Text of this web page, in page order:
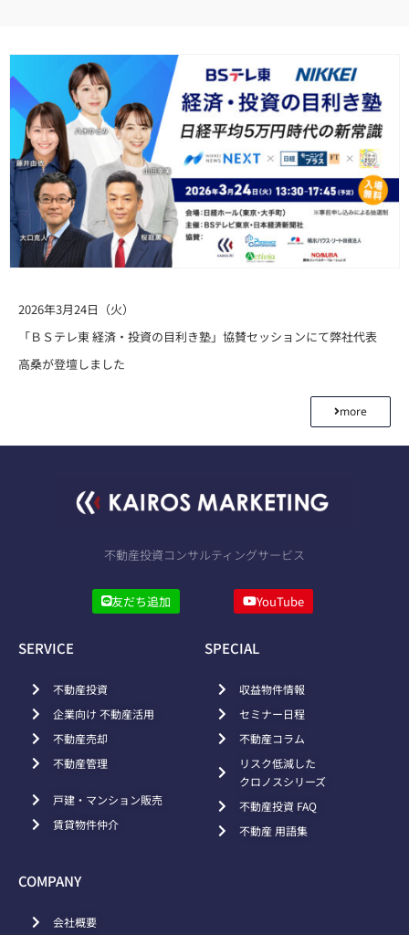
2026年3月24日（火）
「ＢＳテレ東 経済・投資の目利き塾」協賛セッションにて弊社代表
高桑が登壇しました
more
不動産投資コンサルティングサービス
友だち追加 YouTube
SERVICE
不動産投資
企業向け 不動産活用
不動産売却
不動産管理
戸建・マンション販売
賃貸物件仲介
SPECIAL
収益物件情報
セミナー日程
不動産コラム
リスク低減した
クロノスシリーズ
不動産投資 FAQ
不動産 用語集
COMPANY
会社概要